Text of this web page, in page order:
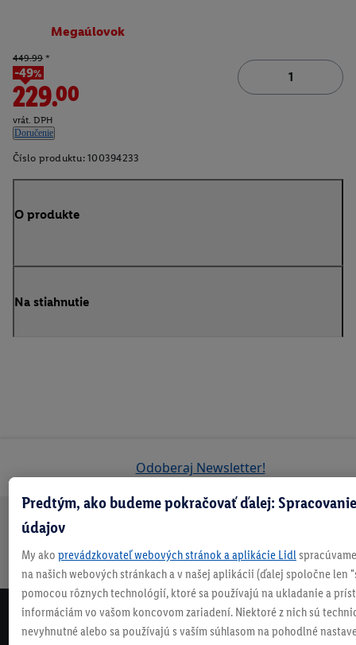
Megaúlovok
449.99 *
-49%
229.00
vrát. DPH
Doručenie
Číslo produktu: 100394233
O produkte
Na stiahnutie
Odoberaj Newsletter!
Doprava
zadarmo
nad 70 €¹
vrátenie
zadarmo
týždeň
niečo nové
NEWSLETTER
Predtým, ako budeme pokračovať ďalej:
údajov
My ako prevádzkovateľ webových stránok a aplikácie Lidl
na našich webových stránkach a v našej aplikácii (ďalej spoločne len
pomocou rôznych technológií, ktoré sa používajú na ukladanie a
informáciám vo vašom koncovom zariadení. Niektoré z nich sú
nevyhnutné alebo sa používajú s vaším súhlasom na pohodlné